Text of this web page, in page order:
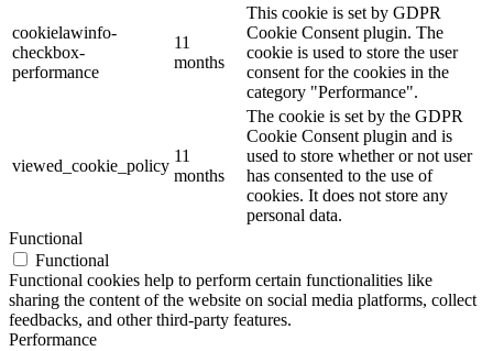
cookielawinfo-
checkbox-
performance
11
months
This cookie is set by GDPR
Cookie Consent plugin. The
cookie is used to store the user
consent for the cookies in the
category "Performance".
viewed_cookie_policy
11
months
The cookie is set by the GDPR
Cookie Consent plugin and is
used to store whether or not user
has consented to the use of
cookies. It does not store any
personal data.
Functional
Functional
Functional cookies help to perform certain functionalities like
sharing the content of the website on social media platforms, collect
feedbacks, and other third-party features.
Performance